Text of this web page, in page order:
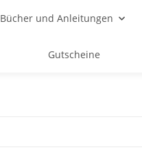
Bücher und Anleitungen
Gutscheine